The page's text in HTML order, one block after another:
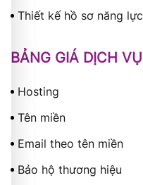
Thiết kế hồ sơ năng lực
BẢNG GIÁ DỊCH VỤ
Hosting
Tên miền
Email theo tên miền
Bảo hộ thương hiệu